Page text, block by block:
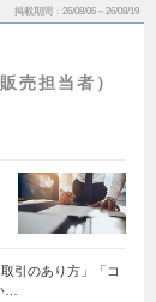
掲載期間 26/08/06～26/08/19
売担当者）
引のあり方」「コ
…